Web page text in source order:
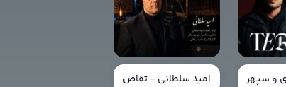
و سپهر
امید سلطانی - تقاص